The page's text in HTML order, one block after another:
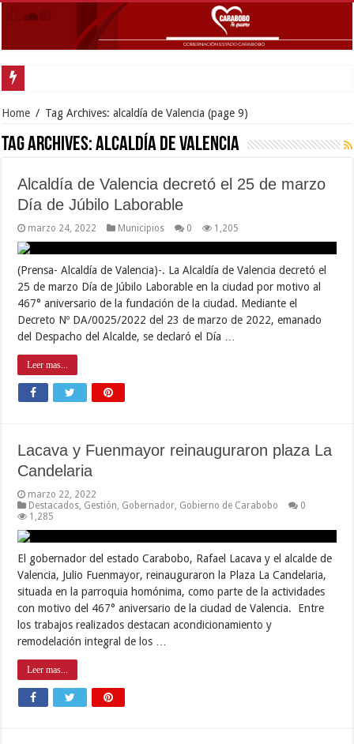
Home / Tag Archives: alcaldía de Valencia (page 9)
Tag Archives:alcaldía de Valencia
Alcaldía de Valencia decretó el 25 de marzo
Día de Júbilo Laborable
marzo 24, 2022 Municipios 0 1,205
(Prensa- Alcaldía de Valencia)-. La Alcaldía de Valencia decretó el
25 de marzo Día de Júbilo Laborable en la ciudad por motivo al
467° aniversario de la fundación de la ciudad. Mediante el
Decreto Nº DA/0025/2022 del 23 de marzo de 2022, emanado
del Despacho del Alcalde, se declaró el Día …
Leer mas...
Lacava y Fuenmayor reinauguraron plaza La
Candelaria
marzo 22, 2022
Destacados Gestión Gobernador Gobierno de Carabobo
0
1,285
El gobernador del estado Carabobo, Rafael Lacava y el alcalde de
Valencia, Julio Fuenmayor, reinauguraron la Plaza La Candelaria,
situada en la parroquia homónima, como parte de la actividades
con motivo del 467° aniversario de la ciudad de Valencia. Entre
los trabajos realizados destacan acondicionamiento y
remodelación integral de los …
Leer mas...